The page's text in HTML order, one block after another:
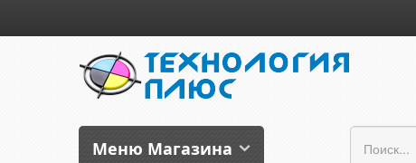
Меню Магазина